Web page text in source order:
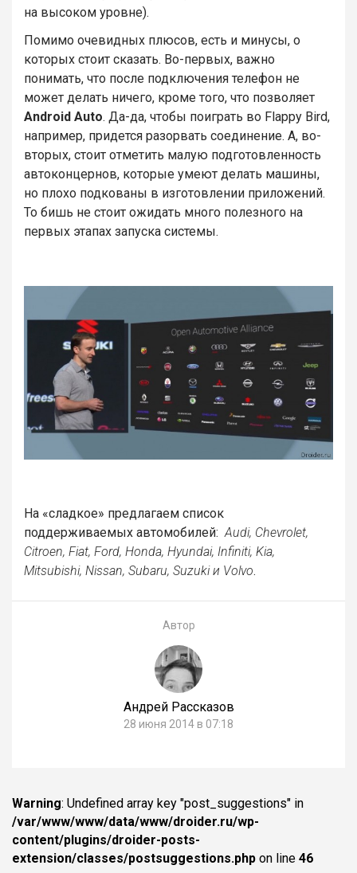
на высоком уровне).
Помимо очевидных плюсов, есть и минусы, о
которых стоит сказать. Во-первых, важно
понимать, что после подключения телефон не
может делать ничего, кроме того, что позволяет
Android Auto. Да-да, чтобы поиграть во Flappy Bird,
например, придется разорвать соединение. А, во-
вторых, стоит отметить малую подготовленность
автоконцернов, которые умеют делать машины,
но плохо подкованы в изготовлении приложений.
То бишь не стоит ожидать много полезного на
первых этапах запуска системы.
На «сладкое» предлагаем список
поддерживаемых автомобилей: Audi, Chevrolet,
Citroen, Fiat, Ford, Honda, Hyundai, Infiniti, Kia,
Mitsubishi, Nissan, Subaru, Suzuki и Volvo.
Автор
Андрей Рассказов
28 июня 2014 в 07:18
Warning: Undefined array key "post_suggestions" in
/var/www/www/data/www/droider.ru/wp-
content/plugins/droider-posts-
extension/classes/postsuggestions.php on line 46